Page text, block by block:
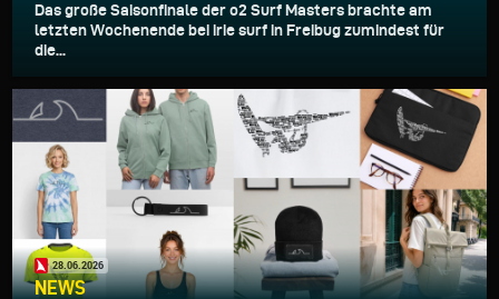
Das große Saisonfinale der o2 Surf Masters brachte am
letzten Wochenende bei irie surf in Freibug zumindest für
die...
28.06.2026
NEWS